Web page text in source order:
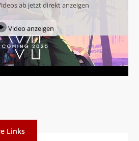
ab jetzt direkt anzeigen
Video anzeigen
Links